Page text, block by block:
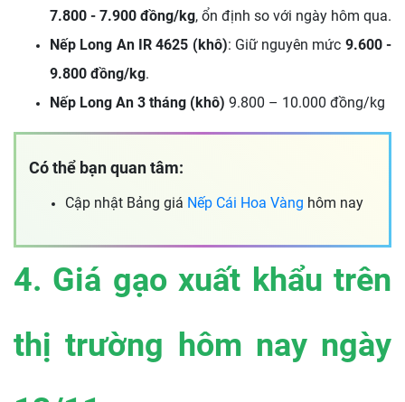
7.800 - 7.900 đồng/kg, ổn định so với ngày hôm qua.
Nếp Long An IR 4625 (khô): Giữ nguyên mức 9.600 -
9.800 đồng/kg.
Nếp Long An 3 tháng (khô) 9.800 – 10.000 đồng/kg
Có thể bạn quan tâm:
Cập nhật Bảng giá Nếp Cái Hoa Vàng hôm nay
4. Giá gạo xuất khẩu trên
thị trường hôm nay ngày